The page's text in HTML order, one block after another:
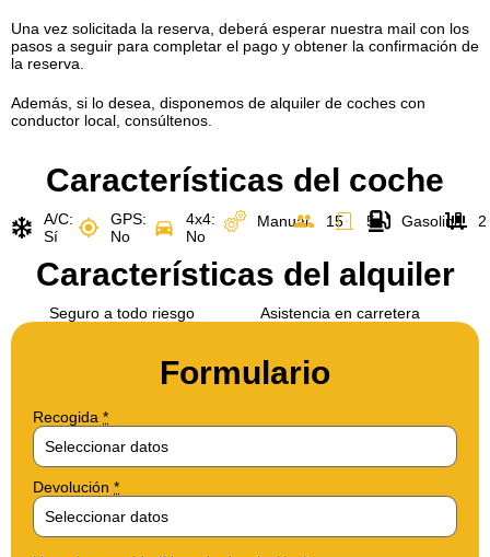
Una vez solicitada la reserva, deberá esperar nuestra mail con los
pasos a seguir para completar el pago y obtener la confirmación de
la reserva.
Además, si lo desea, disponemos de alquiler de coches con
conductor local, consúltenos.
Características del coche
A/C:
Sí
GPS:
No
4x4:
No
Manual 15 5 Gasolina 2
Características del alquiler
Seguro a todo riesgo Asistencia en carretera
Formulario
Recogida *
Devolución *